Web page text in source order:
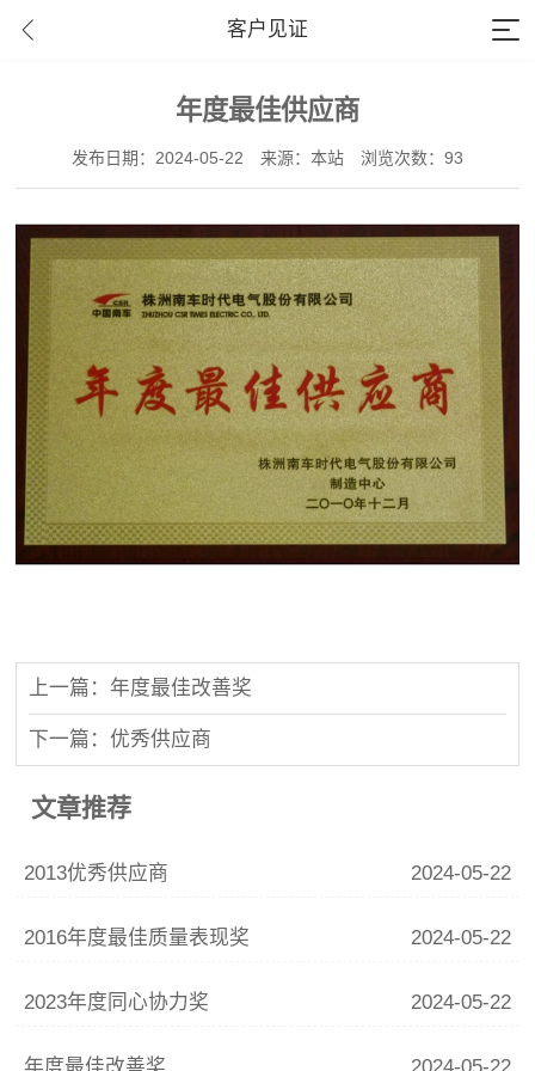
客户见证
年度最佳供应商
发布日期：2024-05-22 来源：本站 浏览次数：93
上一篇：年度最佳改善奖
下一篇：优秀供应商
文章推荐
2013优秀供应商 2024-05-22
2016年度最佳质量表现奖 2024-05-22
2023年度同心协力奖 2024-05-22